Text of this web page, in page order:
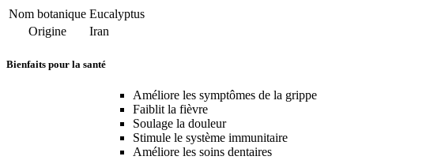
Nom botanique Eucalyptus
Origine
Iran
Bienfaits pour la santé
Améliore les symptômes de la grippe
Faiblit la fièvre
Soulage la douleur
Stimule le système immunitaire
Améliore les soins dentaires